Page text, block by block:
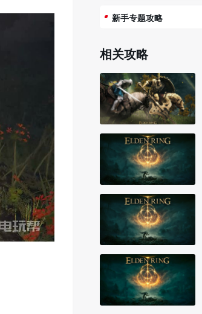
新手专题攻略
相关攻略